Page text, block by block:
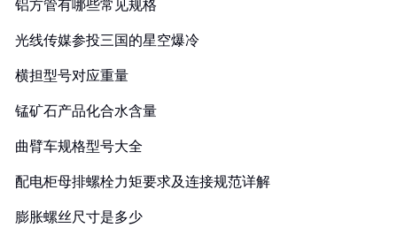
铝方管有哪些常见规格
光线传媒参投三国的星空爆冷
横担型号对应重量
锰矿石产品化合水含量
曲臂车规格型号大全
配电柜母排螺栓力矩要求及连接规范详解
膨胀螺丝尺寸是多少